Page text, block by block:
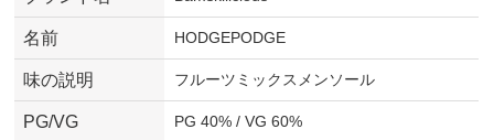
名前 HODGEPODGE
味の説明 フルーツミックスメンソール
PG/VG PG 40% / VG 60%